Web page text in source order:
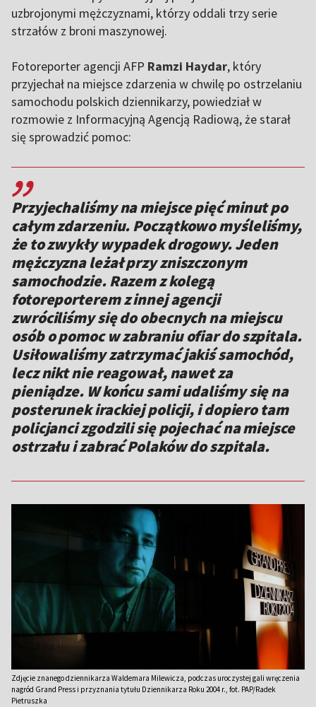
uzbrojonymi mężczyznami, którzy oddali trzy serie
strzałów z broni maszynowej.
Fotoreporter agencji AFP Ramzi Haydar, który
przyjechał na miejsce zdarzenia w chwilę po ostrzelaniu
samochodu polskich dziennikarzy, powiedział w
rozmowie z Informacyjną Agencją Radiową, że starał
się sprowadzić pomoc:
,,
Przyjechaliśmy na miejsce pięć minut po
całym zdarzeniu. Początkowo myśleliśmy,
że to zwykły wypadek drogowy. Jeden
mężczyzna leżał przy zniszczonym
samochodzie. Razem z kolegą
fotoreporterem z innej agencji
zwróciliśmy się do obecnych na miejscu
osób o pomoc w zabraniu ofiar do szpitala.
Usiłowaliśmy zatrzymać jakiś samochód,
lecz nikt nie reagował, nawet za
pieniądze. W końcu sami udaliśmy się na
posterunek irackiej policji, i dopiero tam
policjanci zgodzili się pojechać na miejsce
ostrzału i zabrać Polaków do szpitala.
Zdjęcie znanego dziennikarza Waldemara Milewicza, podczas uroczystej gali wręczenia
nagród Grand Press i przyznania tytułu Dziennikarza Roku 2004 r., fot. PAP/Radek
Pietruszka